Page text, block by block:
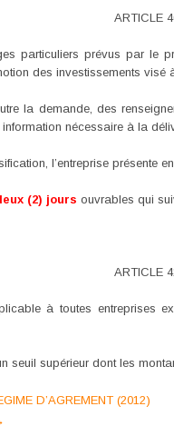
ARTICLE
particuliers prévus par le
des investissements visé à
la demande, des
nécessaire à la
l’entreprise présente
(2) jours ouvrables qui
ARTICLE
à toutes entreprises
seuil supérieur dont les
D’AGREMENT (2012)